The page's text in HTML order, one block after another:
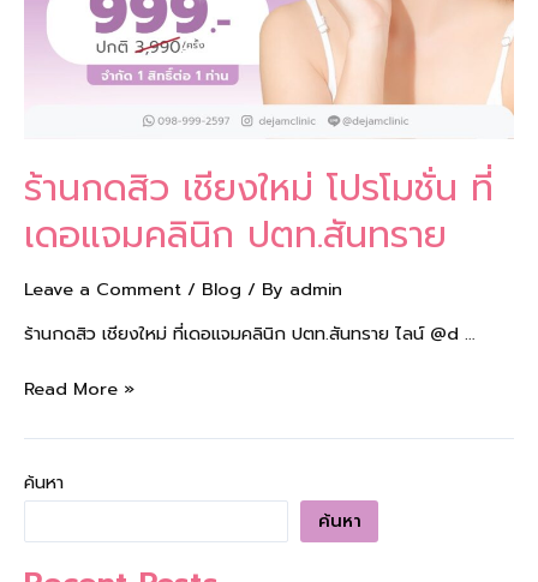
ค้นหา
ค้นหา
ร้านกดสิว เชียงใหม่ โปรโมชั่น ที่
เดอแจมคลินิก ปตท.สันทราย
Leave a Comment / Blog / By admin
ร้านกดสิว เชียงใหม่ ที่เดอแจมคลินิก ปตท.สันทราย ไลน์ @d …
Read More »